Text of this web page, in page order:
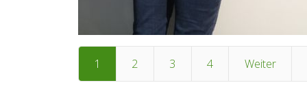
1 2 3 4 Weiter